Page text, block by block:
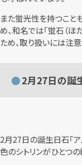
また蛍光性を持つこと
め、和名では「蛍石（ほ
ため、取り扱いには注意
2月27日の誕
2月27日の誕生日石「ア
色のシトリンがひとつ